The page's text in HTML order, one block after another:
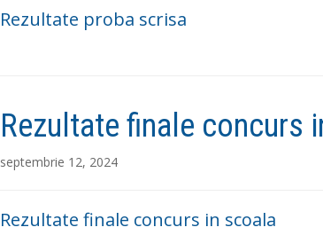
Rezultate proba scrisa
Rezultate finale concurs
septembrie 12, 2024
Rezultate finale concurs in scoala